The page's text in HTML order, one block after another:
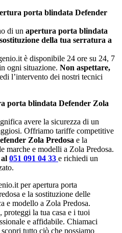
porta blindata Defender
di un apertura porta blindata
sostituzione della tua serratura a
è disponibile 24 ore su 24, 7
ogni situazione. Non aspettare,
l’intervento dei nostri tecnici
porta blindata Defender Zola
avere la sicurezza di un
Offriamo tariffe competitive
Zola Predosa e la
marche e modelli a Zola Predosa.
051 091 04 33 e richiedi un
per apertura porta
e la sostituzione delle
e modello a Zola Predosa.
proteggi la tua casa e i tuoi
e affidabile. Chiamaci
scopri tutto ciò che possiamo